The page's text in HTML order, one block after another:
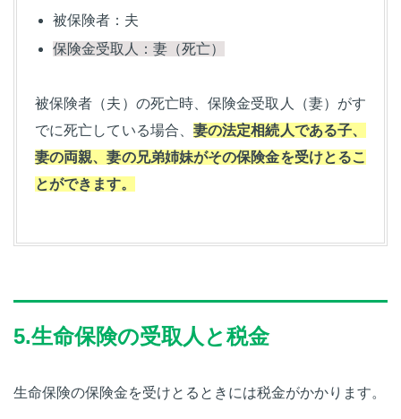
被保険者：夫
保険金受取人：妻（死亡）
被保険者（夫）の死亡時、保険金受取人（妻）がす
でに死亡している場合、 妻の法定相続人である子、
妻の両親、妻の兄弟姉妹がその保険金を受けとるこ
とができます。
5.生命保険の受取人と税金
生命保険の保険金を受けとるときには税金がかかります。